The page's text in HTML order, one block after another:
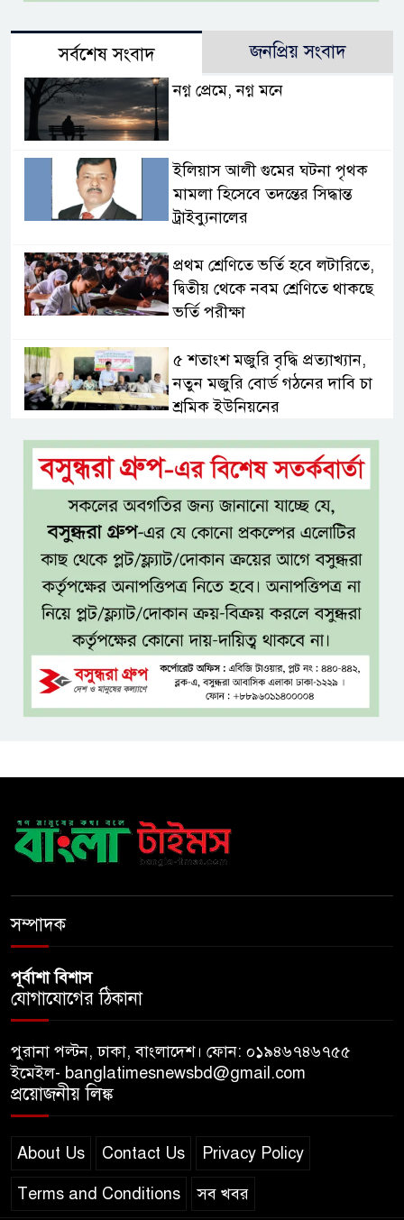
সর্বশেষ সংবাদ জনপ্রিয় সংবাদ
নগ্ন প্রেমে, নগ্ন মনে
ইলিয়াস আলী গুমের ঘটনা পৃথক
মামলা হিসেবে তদন্তের সিদ্ধান্ত
ট্রাইব্যুনালের
প্রথম শ্রেণিতে ভর্তি হবে লটারিতে,
দ্বিতীয় থেকে নবম শ্রেণিতে থাকছে
ভর্তি পরীক্ষা
৫ শতাংশ মজুরি বৃদ্ধি প্রত্যাখ্যান,
নতুন মজুরি বোর্ড গঠনের দাবি চা
শ্রমিক ইউনিয়নের
টাঙ্গাইল জেলা পরিষদের উদ্যোগে
২৩ লাখ টাকার আর্থিক অনুদানের
চেক বিতরণ
ধলেশ্বরী থেকে অবৈধ বালু উত্তোলন,
হুমকিতে শামসুল হক সেতু
বঙ্গভবনের নতুন বাসিন্দা কি মির্জা
ফখরুল? বিএনপিতে জোর
আলোচনা, সিদ্ধান্ত নেবেন তারেক
রহমান
বাংলাদেশে এলো থাইল্যান্ডের শীর্ষ
কফি ব্র্যান্ড ‘ক্যাফে আমাজন
সম্পাদক
পূর্বাশা বিশাস
যোগাযোগের ঠিকানা
পুরানা পল্টন, ঢাকা, বাংলাদেশ। ফোন: ০১৯৪৬৭৪৬৭৫৫
ইমেইল- banglatimesnewsbd@gmail.com
প্রয়োজনীয় লিঙ্ক
About Us Contact Us Privacy Policy
Terms and Conditions সব খবর